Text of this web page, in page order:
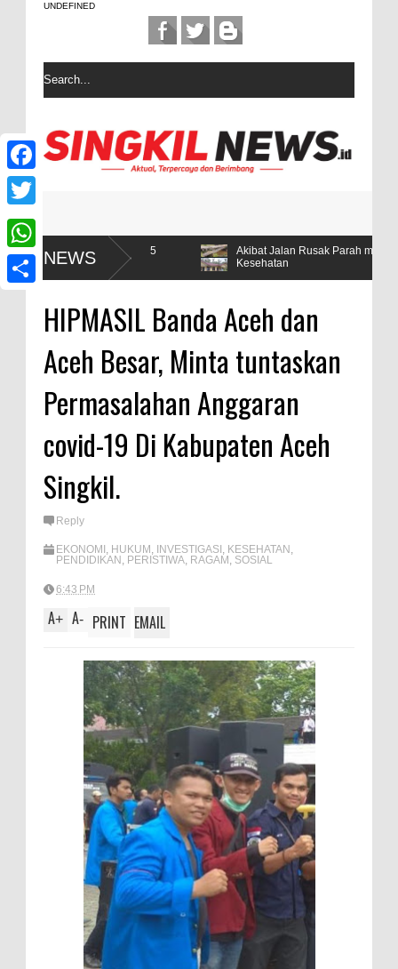
UNDEFINED
NEWS
Hanya 5
Akibat Jalan Rusak Parah masyarakat desa
Kesehatan
HIPMASIL Banda Aceh dan
Aceh Besar, Minta tuntaskan
Permasalahan Anggaran
covid-19 Di Kabupaten Aceh
Singkil.
Reply
EKONOMI , HUKUM , INVESTIGASI , KESEHATAN ,
PENDIDIKAN , PERISTIWA, RAGAM , SOSIAL
6:43 PM
A+ A- PRINT EMAIL
F
c
e
T
w
W
h